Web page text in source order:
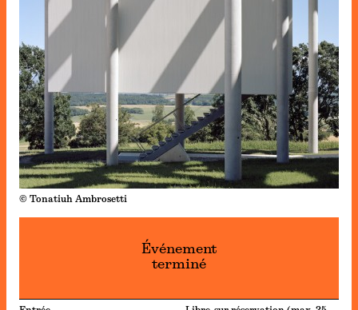
© Tonatiuh Ambrosetti
Événement
terminé